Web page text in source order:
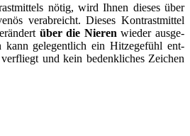
nötig, wird Ihnen die­ses über
ver­­ab­­reicht. Die­ses Kontrast­­mittel
über die Nie­ren wie­der aus­­ge­­
kann ge­­legent­­lich ein Hitze­­ge­­fühl ent­­
und kein be­­denk­­liches Zei­chen